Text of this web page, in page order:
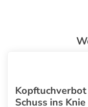
Schuss ins Knie